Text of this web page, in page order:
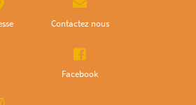
Contactez nous
Facebook